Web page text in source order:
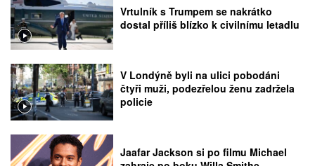
Vrtulník s Trumpem se nakrátko
dostal příliš blízko k civilnímu letadlu
V Londýně byli na ulici pobodáni
čtyři muži, podezřelou ženu zadržela
policie
Jaafar Jackson si po filmu Michael